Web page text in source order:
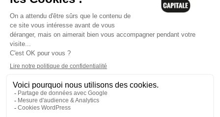
Contactez-nous-Mentions légales-CGV-Politique de
confidentialité-Gestion des cookies